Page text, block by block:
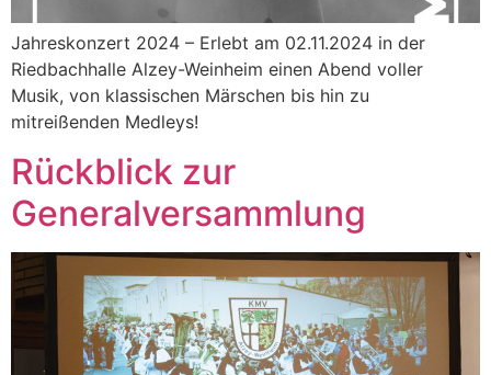
Jahreskonzert 2024 – Erlebt am 02.11.2024 in der
Riedbachhalle Alzey-Weinheim einen Abend voller
Musik, von klassischen Märschen bis hin zu
mitreißenden Medleys!
Rückblick zur
Generalversammlung